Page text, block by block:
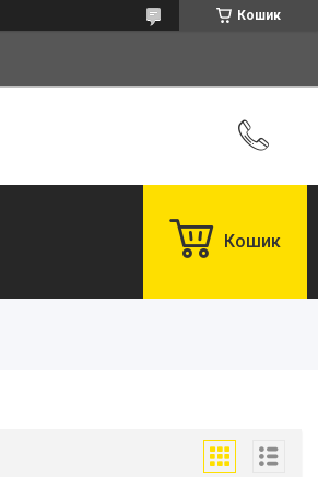
Кошик
Кошик